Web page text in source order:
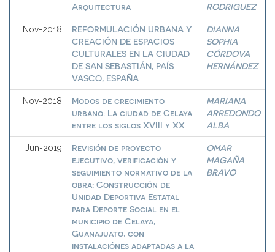
Arquitectura
RODRIGUEZ
Nov-2018
REFORMULACIÓN URBANA Y
CREACIÓN DE ESPACIOS
CULTURALES EN LA CIUDAD
DE SAN SEBASTIÁN, PAÍS
VASCO, ESPAÑA
DIANNA
SOPHIA
CÓRDOVA
HERNÁNDEZ
Nov-2018
Modos de crecimiento
urbano: La ciudad de Celaya
entre los siglos XVIII y XX
MARIANA
ARREDONDO
ALBA
Jun-2019
Revisión de proyecto
ejecutivo, verificación y
seguimiento normativo de la
obra: Construcción de
Unidad Deportiva Estatal
para Deporte Social en el
municipio de Celaya,
Guanajuato, con
instalaciónes adaptadas a la
OMAR
MAGAÑA
BRAVO